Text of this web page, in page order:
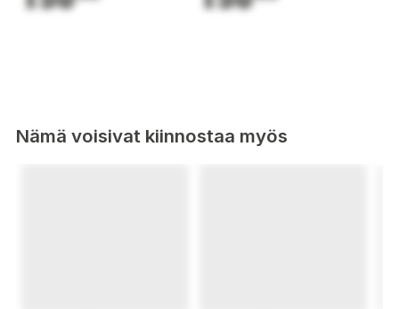
Nämä voisivat kiinnostaa myös